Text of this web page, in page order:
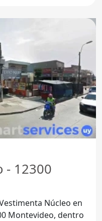
- 12300
Núcleo en